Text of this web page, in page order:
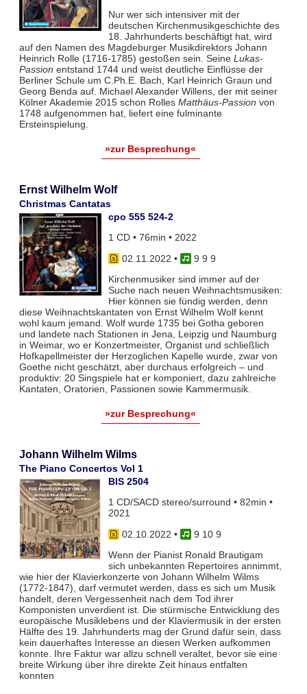
Nur wer sich intensiver mit der
deutschen Kirchenmusikgeschichte des
18. Jahrhunderts beschäftigt hat, wird
auf den Namen des Magdeburger Musikdirektors Johann
Heinrich Rolle (1716-1785) gestoßen sein. Seine Lukas-
Passion entstand 1744 und weist deutliche Einflüsse der
Berliner Schule um C.Ph.E. Bach, Karl Heinrich Graun und
Georg Benda auf. Michael Alexander Willens, der mit seiner
Kölner Akademie 2015 schon Rolles Matthäus-Passion von
1748 aufgenommen hat, liefert eine fulminante
Ersteinspielung.
»zur Besprechung«
Ernst Wilhelm Wolf
Christmas Cantatas
cpo 555 524-2
1 CD • 76min • 2022
02.11.2022 •
9 9 9
Kirchenmusiker sind immer auf der
Suche nach neuen Weihnachtsmusiken:
Hier können sie fündig werden, denn
diese Weihnachtskantaten von Ernst Wilhelm Wolf kennt
wohl kaum jemand. Wolf wurde 1735 bei Gotha geboren
und landete nach Stationen in Jena, Leipzig und Naumburg
in Weimar, wo er Konzertmeister, Organist und schließlich
Hofkapellmeister der Herzoglichen Kapelle wurde, zwar von
Goethe nicht geschätzt, aber durchaus erfolgreich – und
produktiv: 20 Singspiele hat er komponiert, dazu zahlreiche
Kantaten, Oratorien, Passionen sowie Kammermusik.
»zur Besprechung«
Johann Wilhelm Wilms
The Piano Concertos Vol 1
BIS 2504
1 CD/SACD stereo/surround • 82min •
2021
02.10.2022 •
9 10 9
Wenn der Pianist Ronald Brautigam
sich unbekannten Repertoires annimmt,
wie hier der Klavierkonzerte von Johann Wilhelm Wilms
(1772-1847), darf vermutet werden, dass es sich um Musik
handelt, deren Vergessenheit nach dem Tod ihrer
Komponisten unverdient ist. Die stürmische Entwicklung des
europäische Musiklebens und der Klaviermusik in der ersten
Hälfte des 19. Jahrhunderts mag der Grund dafür sein, dass
kein dauerhaftes Interesse an diesen Werken aufkommen
konnte. Ihre Faktur war allzu schnell veraltet, bevor sie eine
breite Wirkung über ihre direkte Zeit hinaus entfalten
konnten